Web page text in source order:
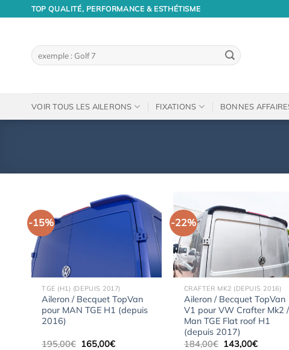
TOP QUALITÉ, PERFORMANCE & ESTHÉTISME
Recherche
pour :
VOIR TOUS LES AILERONS FIXATIONS BONNES
-15%
TGE (H1) (DEPUIS 2017)
Aileron / Becquet TopVan
pour MAN TGE H1 (depuis
2016)
195,00€ Le
165,00€Le
-22%
CRAFTER MK2 (DEPUIS 2016)
Aileron / Becquet TopVan
V1 pour VW Crafter Mk2 /
Man TGE Flat roof H1
(depuis 2017)
184,00€ Le
143,00€Le